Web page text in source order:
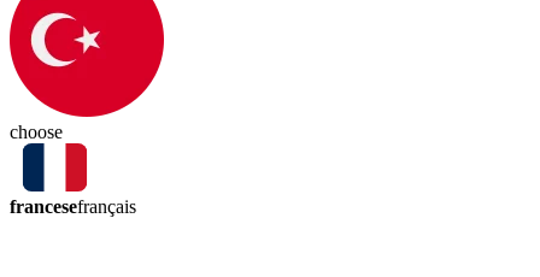
choose
francesefrançais